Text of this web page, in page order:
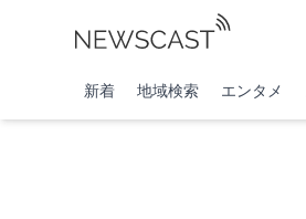
新着 地域検索 エンタメ